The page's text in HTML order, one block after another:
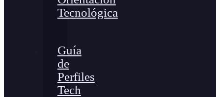
Tecnológica
Guía
de
Perfiles
Tech